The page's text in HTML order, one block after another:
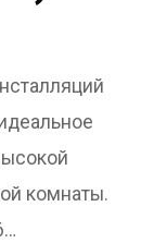
комнаты.